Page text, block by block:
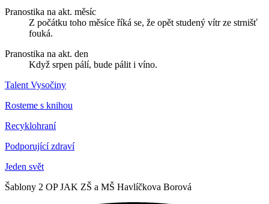
Pranostika na akt. měsíc
Z počátku toho měsíce říká se, že opět studený vítr ze strnišť
fouká.
Pranostika na akt. den
Když srpen pálí, bude pálit i víno.
Talent Vysočiny
Rosteme s knihou
Recyklohraní
Podporující zdraví
Jeden svět
Šablony 2 OP JAK ZŠ a MŠ Havlíčkova Borová